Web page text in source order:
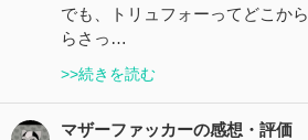
でも、トリュフォーってどこか
らさっ…
>>続きを読む
マザーファッカーの感想・評価